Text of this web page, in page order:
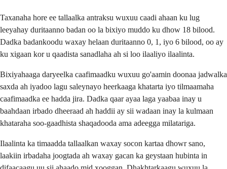
Taxanaha hore ee tallaalka antraksu wuxuu caadi ahaan ku lug
leeyahay duritaanno badan oo la bixiyo muddo ku dhow 18 bilood.
Dadka badankoodu waxay helaan duritaanno 0, 1, iyo 6 bilood, oo ay
ku xigaan kor u qaadista sanadlaha ah si loo ilaaliyo ilaalinta.
Bixiyahaaga daryeelka caafimaadku wuxuu go'aamin doonaa jadwalka
saxda ah iyadoo lagu saleynayo heerkaaga khatarta iyo tilmaamaha
caafimaadka ee hadda jira. Dadka qaar ayaa laga yaabaa inay u
baahdaan irbado dheeraad ah haddii ay sii wadaan inay la kulmaan
khataraha soo-gaadhista shaqadooda ama adeegga milatariga.
Ilaalinta ka timaadda tallaalkan waxay socon kartaa dhowr sano,
laakiin irbadaha joogtada ah waxay gacan ka geystaan hubinta in